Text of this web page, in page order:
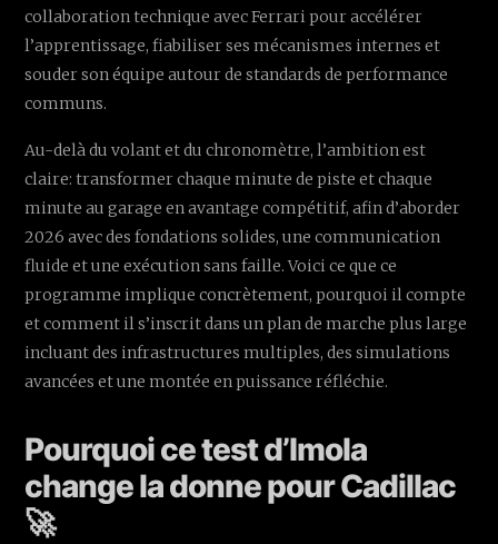
collaboration technique avec Ferrari pour accélérer
l’apprentissage, fiabiliser ses mécanismes internes et
souder son équipe autour de standards de performance
communs.
Au-delà du volant et du chronomètre, l’ambition est
claire: transformer chaque minute de piste et chaque
minute au garage en avantage compétitif, afin d’aborder
2026 avec des fondations solides, une communication
fluide et une exécution sans faille. Voici ce que ce
programme implique concrètement, pourquoi il compte
et comment il s’inscrit dans un plan de marche plus large
incluant des infrastructures multiples, des simulations
avancées et une montée en puissance réfléchie.
Pourquoi ce test d’Imola
change la donne pour Cadillac
🚀